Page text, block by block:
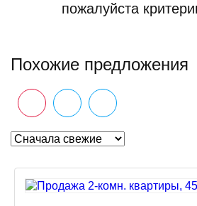
пожалуйста
Похожие предложения